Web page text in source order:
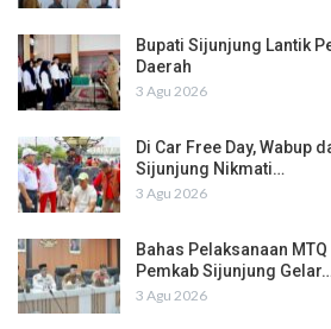
Bupati Sijunjung Lantik
Daerah
3 Agu 2026
Di Car Free Day, Wabup
Sijunjung Nikmati…
3 Agu 2026
Bahas Pelaksanaan
Pemkab Sijunjung Gelar…
3 Agu 2026